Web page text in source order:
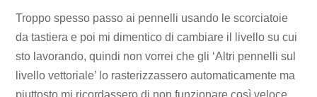
Troppo spesso passo ai pennelli usando le scorciatoie
da tastiera e poi mi dimentico di cambiare il livello su cui
sto lavorando, quindi non vorrei che gli ‘Altri pennelli sul
livello vettoriale’ lo rasterizzassero automaticamente ma